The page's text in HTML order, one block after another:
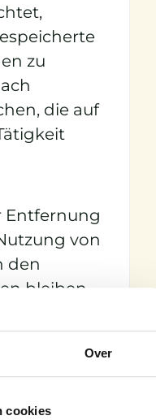
Over
cookies
zu
die auf
Entfernung
von
den
bleiben
ist
Bei